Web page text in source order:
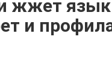
жжет язык
и